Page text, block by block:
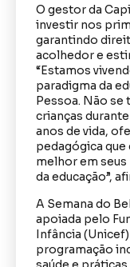
O gestor da
investir nos
garantindo
acolhedor e
“Estamos
paradigma da
Pessoa. Não se
crianças
anos de vida,
pedagógica
melhor em
da educação”,
A Semana do
apoiada pelo
Infância
programação